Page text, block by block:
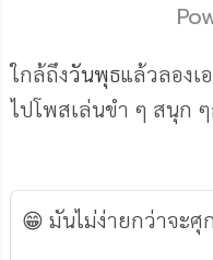
ใกล้ถึงวันพุธแล้วลองเ
ไปโพสเล่นขำ ๆ สนุก
😁 มันไม่ง่ายกว่าจะศุ